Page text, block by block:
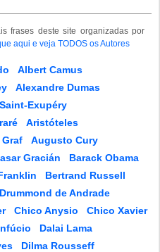
frases deste site organizadas por
aqui e veja TODOS os Autores
Albert Camus
Alexandre Dumas
Exupéry
Aristóteles
Augusto Cury
Gracián
Barack Obama
Bertrand Russell
de Andrade
Chico Anysio
Chico Xavier
Dalai Lama
Dilma Rousseff